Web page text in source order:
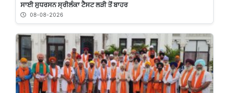
ਸਾਈ ਸੁਧਰਸਨ ਸ੍ਰੀਲੰਕਾ ਟੈਸਟ ਲੜੀ ਤੋਂ ਬਾਹਰ
08-08-2026